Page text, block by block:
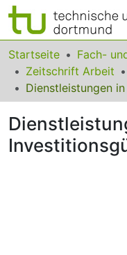
Bereiche &
Das gesamte
FAQ
Startseite
Zeitschrift Arbeit